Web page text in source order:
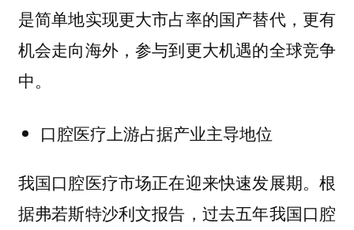
是简单地实现更大市占率的国产替代，更有
机会走向海外，参与到更大机遇的全球竞争
中。
口腔医疗上游占据产业主导地位
我国口腔医疗市场正在迎来快速发展期。根
据弗若斯特沙利文报告，过去五年我国口腔